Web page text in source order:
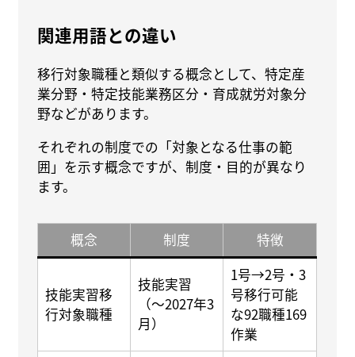
関連用語との違い
移行対象職種と類似する概念として、特定産
業分野・特定技能業務区分・育成就労対象分
野などがあります。
それぞれの制度での「対象となる仕事の範
囲」を示す概念ですが、制度・目的が異なり
ます。
概念 制度 特徴
技能実習移
行対象職種
技能実習
（〜2027年3
月）
1号→2号・3
号移行可能
な92職種169
作業